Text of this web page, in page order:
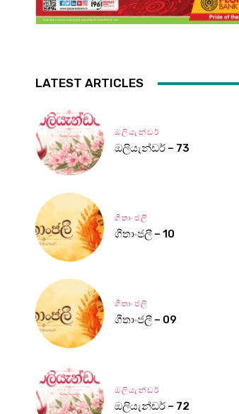
LATEST ARTICLES
ඔලියැන්ඩර්
ඔලියැන්ඩර් – 73
ගීතාංජලී
ගීතාංජලී – 10
ගීතාංජලී
ගීතාංජලී – 09
ඔලියැන්ඩර්
ඔලියැන්ඩර් – 72